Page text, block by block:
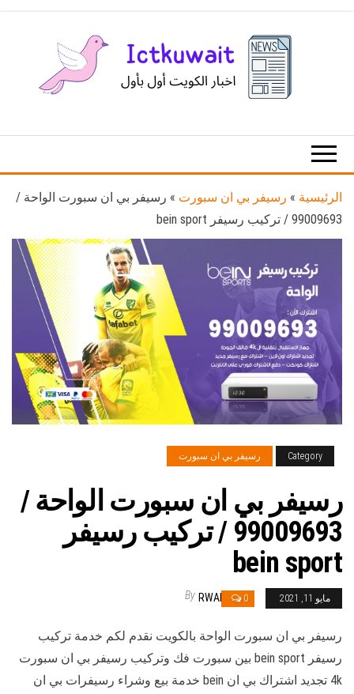
الكويت
الرئيسية » رسيفر بي ان سبورت » رسيفر بي ان سبورت الواحة /
99009693 / تركيب رسيفر bein sport
Category رسيفر بي ان سبورت
رسيفر بي ان سبورت الواحة /
99009693 / تركيب رسيفر
bein sport
مايو 11, 2021 0
By RWAN
رسيفر بي ان سبورت الواحة بالكويت نقدم لكم خدمة تركيب
رسيفر bein sport بين سبورت فك وتركيب رسيفر بي ان سبورت
4k تجديد اشتراك بي ان bein خدمة بيع وشراء رسيفرات بي ان